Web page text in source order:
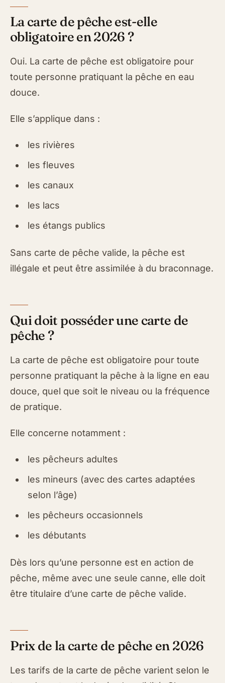
La carte de pêche est-elle
obligatoire en 2026 ?
Oui. La carte de pêche est obligatoire pour
toute personne pratiquant la pêche en eau
douce.
Elle s’applique dans :
les rivières
les fleuves
les canaux
les lacs
les étangs publics
Sans carte de pêche valide, la pêche est
illégale et peut être assimilée à du braconnage.
Qui doit posséder une carte de
pêche ?
La carte de pêche est obligatoire pour toute
personne pratiquant la pêche à la ligne en eau
douce, quel que soit le niveau ou la fréquence
de pratique.
Elle concerne notamment :
les pêcheurs adultes
les mineurs (avec des cartes adaptées
selon l’âge)
les pêcheurs occasionnels
les débutants
Dès lors qu’une personne est en action de
pêche, même avec une seule canne, elle doit
être titulaire d’une carte de pêche valide.
Prix de la carte de pêche en 2026
Les tarifs de la carte de pêche varient selon le